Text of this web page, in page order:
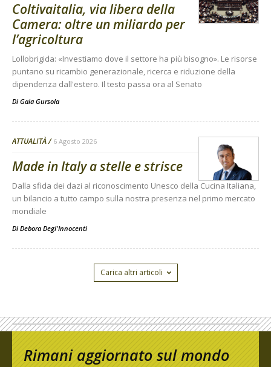
Coltivaitalia, via libera della
Camera: oltre un miliardo per
l’agricoltura
Lollobrigida: «Investiamo dove il settore ha più bisogno». Le risorse
puntano su ricambio generazionale, ricerca e riduzione della
dipendenza dall'estero. Il testo passa ora al Senato
Di Gaia Gursola
ATTUALITÀ 6 Agosto 2026
Made in Italy a stelle e strisce
Dalla sfida dei dazi al riconoscimento Unesco della Cucina Italiana,
un bilancio a tutto campo sulla nostra presenza nel primo mercato
mondiale
Di Debora Degl'Innocenti
Carica altri articoli
Rimani aggiornato sul mondo